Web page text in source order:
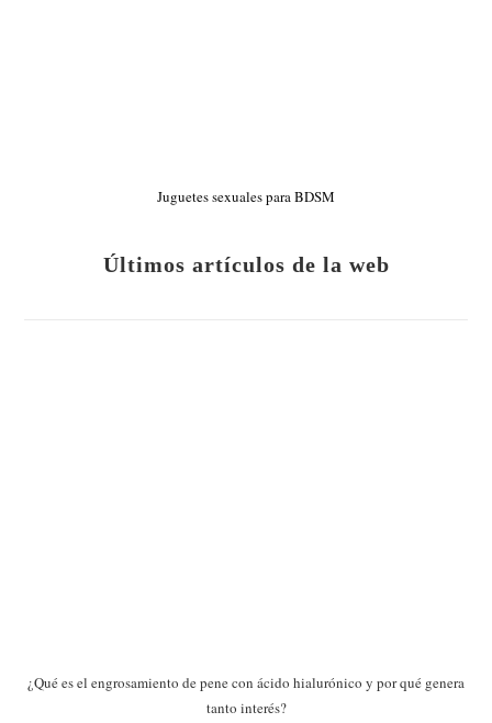
Juguetes sexuales para BDSM
Últimos artículos de la web
¿Qué es el engrosamiento de pene con ácido hialurónico y por qué genera
tanto interés?